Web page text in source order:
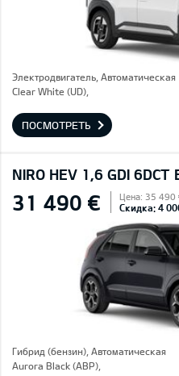
Электродвигатель, Автоматическая
Clear White (UD),
ПОСМОТРЕТЬ
NIRO HEV 1,6 GDI 6DCT
31 490 € Цена: 35 490
Скидка: 4
Гибрид (бензин), Автоматическая
Aurora Black (ABP),